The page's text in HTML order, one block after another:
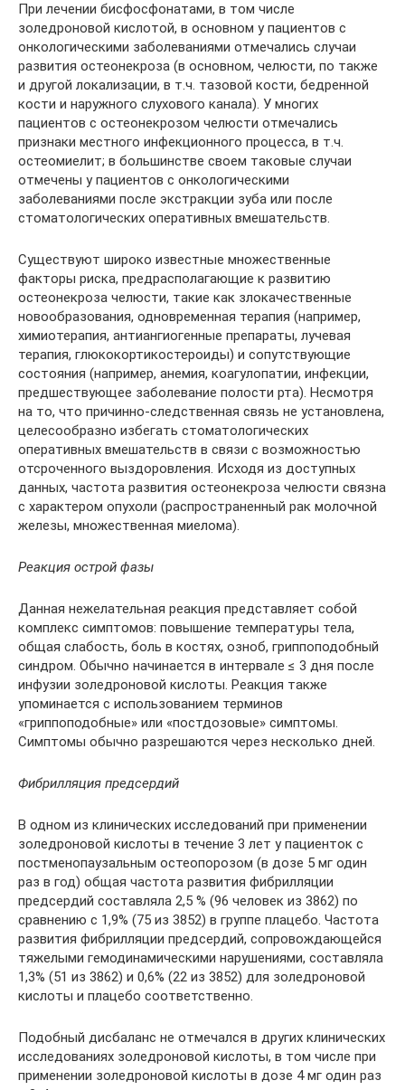
При лечении бисфосфонатами, в том числе
золедроновой кислотой, в основном у пациентов с
онкологическими заболеваниями отмечались случаи
развития остеонекроза (в основном, челюсти, по также
и другой локализации, в т.ч. тазовой кости, бедренной
кости и наружного слухового канала). У многих
пациентов с остеонекрозом челюсти отмечались
признаки местного инфекционного процесса, в т.ч.
остеомиелит; в большинстве своем таковые случаи
отмечены у пациентов с онкологическими
заболеваниями после экстракции зуба или после
стоматологических оперативных вмешательств.
Существуют широко известные множественные
факторы риска, предрасполагающие к развитию
остеонекроза челюсти, такие как злокачественные
новообразования, одновременная терапия (например,
химиотерапия, антиангиогенные препараты, лучевая
терапия, глюкокортикостероиды) и сопутствующие
состояния (например, анемия, коагулопатии, инфекции,
предшествующее заболевание полости рта). Несмотря
на то, что причинно-следственная связь не установлена,
целесообразно избегать стоматологических
оперативных вмешательств в связи с возможностью
отсроченного выздоровления. Исходя из доступных
данных, частота развития остеонекроза челюсти связна
с характером опухоли (распространенный рак молочной
железы, множественная миелома).
Реакция острой фазы
Данная нежелательная реакция представляет собой
комплекс симптомов: повышение температуры тела,
общая слабость, боль в костях, озноб, гриппоподобный
синдром. Обычно начинается в интервале ≤ 3 дня после
инфузии золедроновой кислоты. Реакция также
упоминается с использованием терминов
«гриппоподобные» или «постдозовые» симптомы.
Симптомы обычно разрешаются через несколько дней.
Фибрилляция предсердий
В одном из клинических исследований при применении
золедроновой кислоты в течение 3 лет у пациенток с
постменопаузальным остеопорозом (в дозе 5 мг один
раз в год) общая частота развития фибрилляции
предсердий составляла 2,5 % (96 человек из 3862) по
сравнению с 1,9% (75 из 3852) в группе плацебо. Частота
развития фибрилляции предсердий, сопровождающейся
тяжелыми гемодинамическими нарушениями, составляла
1,3% (51 из 3862) и 0,6% (22 из 3852) для золедроновой
кислоты и плацебо соответственно.
Подобный дисбаланс не отмечался в других клинических
исследованиях золедроновой кислоты, в том числе при
применении золедроновой кислоты в дозе 4 мг один раз